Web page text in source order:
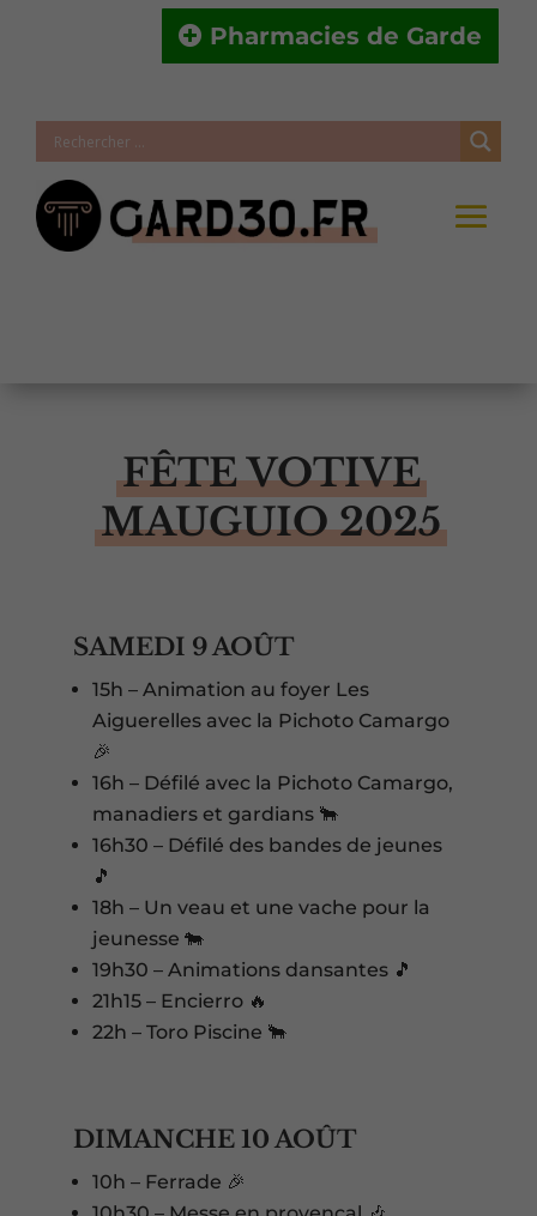
Pharmacies de Garde
FÊTE VOTIVE
MAUGUIO 2025
SAMEDI 9 AOÛT
15h – Animation au foyer Les
Aiguerelles avec la Pichoto Camargo
🎉
16h – Défilé avec la Pichoto Camargo,
manadiers et gardians 🐂
16h30 – Défilé des bandes de jeunes
🎵
18h – Un veau et une vache pour la
jeunesse 🐄
19h30 – Animations dansantes 🎵
21h15 – Encierro 🔥
22h – Toro Piscine 🐂
DIMANCHE 10 AOÛT
10h – Ferrade 🎉